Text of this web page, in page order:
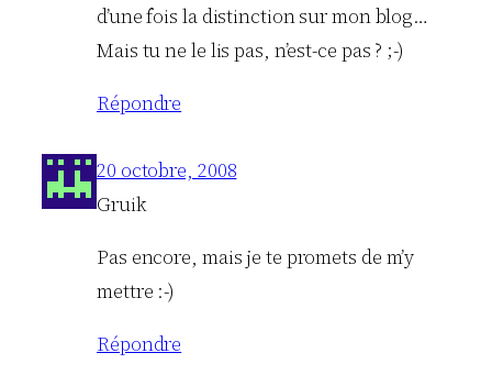
d’une fois la distinction sur mon blog…
Mais tu ne le lis pas, n’est-ce pas ? ;-)
Répondre
20 octobre, 2008
Gruik
Pas encore, mais je te promets de m’y
mettre :-)
Répondre